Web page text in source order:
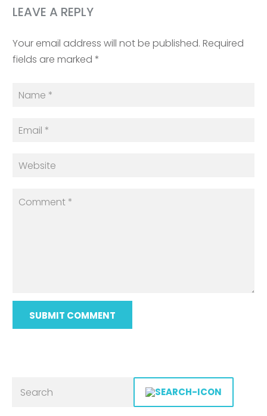
LEAVE A REPLY
Your email address will not be published. Required
fields are marked *